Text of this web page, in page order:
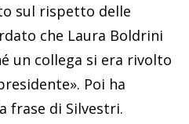
sul rispetto delle
che Laura Boldrini
un collega si era rivolto
Poi ha
frase di Silvestri.